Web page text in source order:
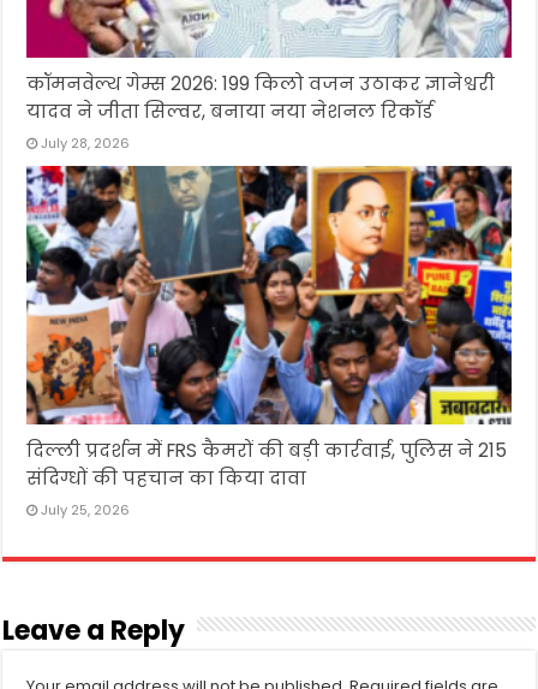
कॉमनवेल्थ गेम्स 2026: 199 किलो वजन उठाकर ज्ञानेश्वरी
यादव ने जीता सिल्वर, बनाया नया नेशनल रिकॉर्ड
July 28, 2026
दिल्ली प्रदर्शन में FRS कैमरों की बड़ी कार्रवाई, पुलिस ने 215
संदिग्धों की पहचान का किया दावा
July 25, 2026
Leave a Reply